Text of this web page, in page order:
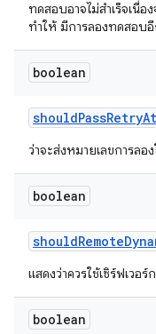
ทดสอบอาจไม่สำเร็จเนื่อ
ทำให้ มีการลองทดสอบอี
boolean
shouldPassRetry
ว่าจะส่งหมายเลขการลอ
boolean
shouldRemote
แสดงว่าควรใช้เซิร์ฟเวอ
boolean